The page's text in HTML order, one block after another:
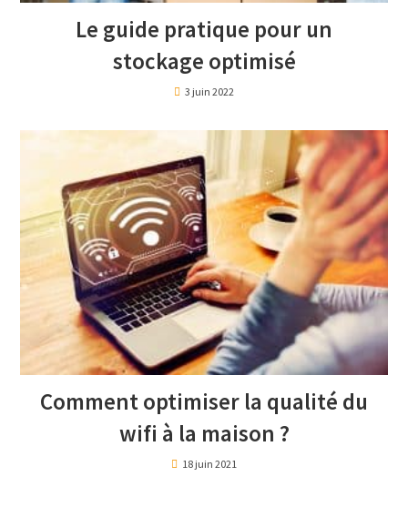
Le guide pratique pour un
stockage optimisé
3 juin 2022
Comment optimiser la qualité du
wifi à la maison ?
18 juin 2021